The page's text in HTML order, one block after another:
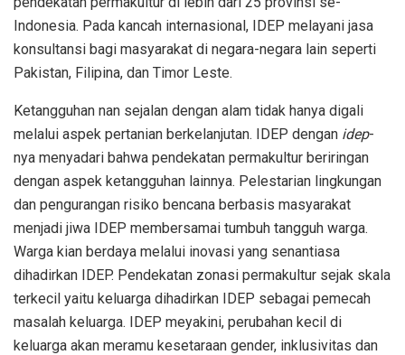
Indonesia. Pada kancah internasional, IDEP melayani jasa
konsultansi bagi masyarakat di negara-negara lain seperti
Pakistan, Filipina, dan Timor Leste.
Ketangguhan nan sejalan dengan alam tidak hanya digali
melalui aspek pertanian berkelanjutan. IDEP dengan idep-
nya menyadari bahwa pendekatan permakultur beriringan
dengan aspek ketangguhan lainnya. Pelestarian lingkungan
dan pengurangan risiko bencana berbasis masyarakat
menjadi jiwa IDEP membersamai tumbuh tangguh warga.
Warga kian berdaya melalui inovasi yang senantiasa
dihadirkan IDEP. Pendekatan zonasi permakultur sejak skala
terkecil yaitu keluarga dihadirkan IDEP sebagai pemecah
masalah keluarga. IDEP meyakini, perubahan kecil di
keluarga akan meramu kesetaraan gender, inklusivitas dan